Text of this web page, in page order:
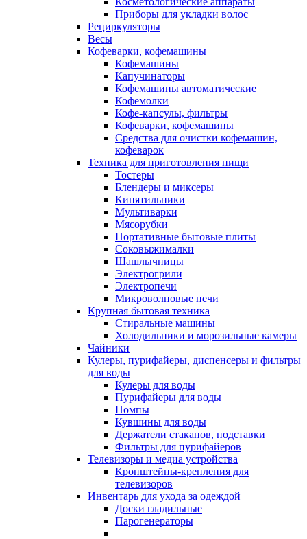
Приборы для укладки волос
Рециркуляторы
Весы
Кофеварки, кофемашины
Кофемашины
Капучинаторы
Кофемашины автоматические
Кофемолки
Кофе-капсулы, фильтры
Кофеварки, кофемашины
Средства для очистки кофемашин,
кофеварок
Техника для приготовления пищи
Тостеры
Блендеры и миксеры
Кипятильники
Мультиварки
Мясорубки
Портативные бытовые плиты
Соковыжималки
Шашлычницы
Электрогрили
Электропечи
Микроволновые печи
Крупная бытовая техника
Стиральные машины
Холодильники и морозильные камеры
Чайники
Кулеры, пурифайеры, диспенсеры и фильтры
для воды
Кулеры для воды
Пурифайеры для воды
Помпы
Кувшины для воды
Держатели стаканов, подставки
Фильтры для пурифайеров
Телевизоры и медиа устройства
Кронштейны-крепления для
телевизоров
Инвентарь для ухода за одеждой
Доски гладильные
Парогенераторы